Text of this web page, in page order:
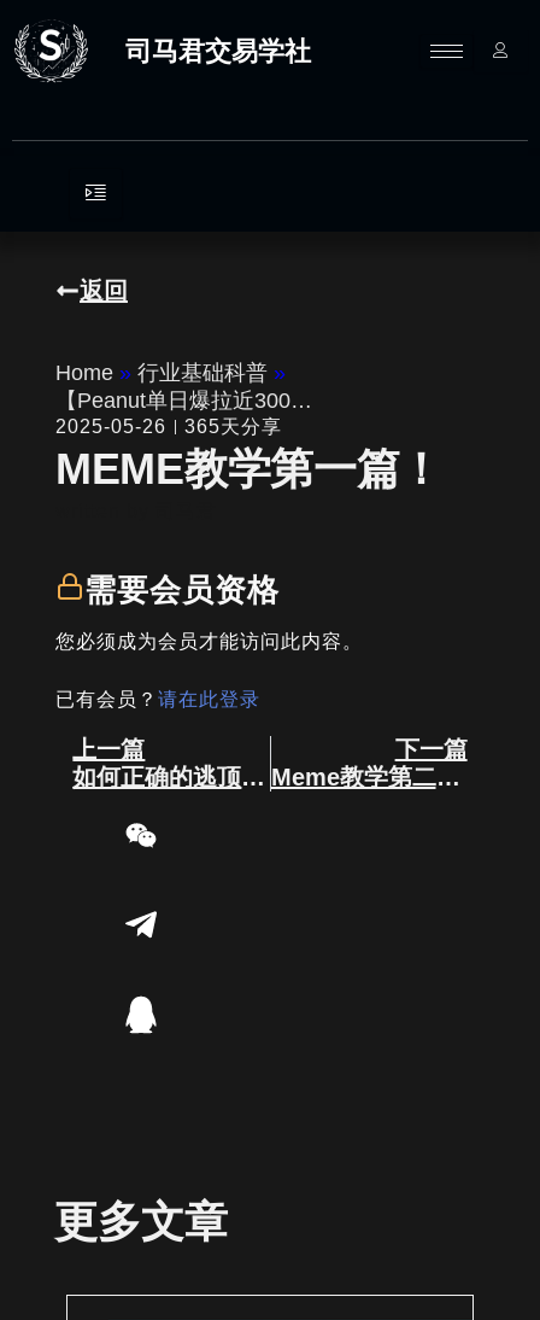
至
内
司马君交易学社
返回
Home » 行业基础科普 »
【Peanut单日爆拉近300…
2025-05-26 365天分享
MEME教学第一篇！
需要会员资格
您必须成为会员才能访问此内容。
已有会员？ 请在此登录
Prev
上一篇
如何正确的逃顶 ？
下一篇
Meme教学第二篇！
更多文章